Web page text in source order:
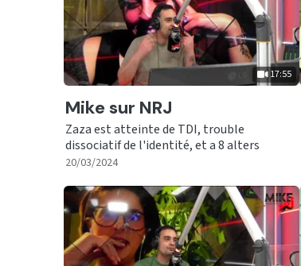
17:55
Ecouter
Mike sur NRJ
Zaza est atteinte de TDI, trouble
dissociatif de l'identité, et a 8 alters
20/03/2024